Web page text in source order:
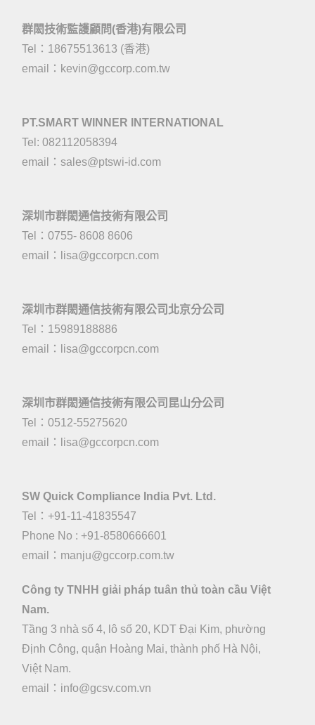
群閎技術監護顧問(香港)有限公司
Tel：18675513613 (香港)
email： kevin@gccorp.com.tw
PT.SMART WINNER INTERNATIONAL
Tel: 082112058394
email： sales@ptswi-id.com
深圳市群閎通信技術有限公司
Tel：0755- 8608 8606
email：
lisa@gccorpcn.com
深圳市群閎通信技術有限公司北京分公司
Tel：15989188886
email：
lisa@gccorpcn.com
深圳市群閎通信技術有限公司昆山分公司
Tel：0512-55275620
email：
lisa@gccorpcn.com
SW Quick Compliance India Pvt. Ltd.
Tel：+91-11-41835547
Phone No : +91-8580666601
email：manju@gccorp.com.tw
Công ty TNHH giải pháp tuân thủ toàn cầu Việt
Nam.
Tầng 3 nhà số 4, lô số 20, KDT Đại Kim, phường
Định Công, quận Hoàng Mai, thành phố Hà Nội,
Việt Nam.
email： info@gcsv.com.vn